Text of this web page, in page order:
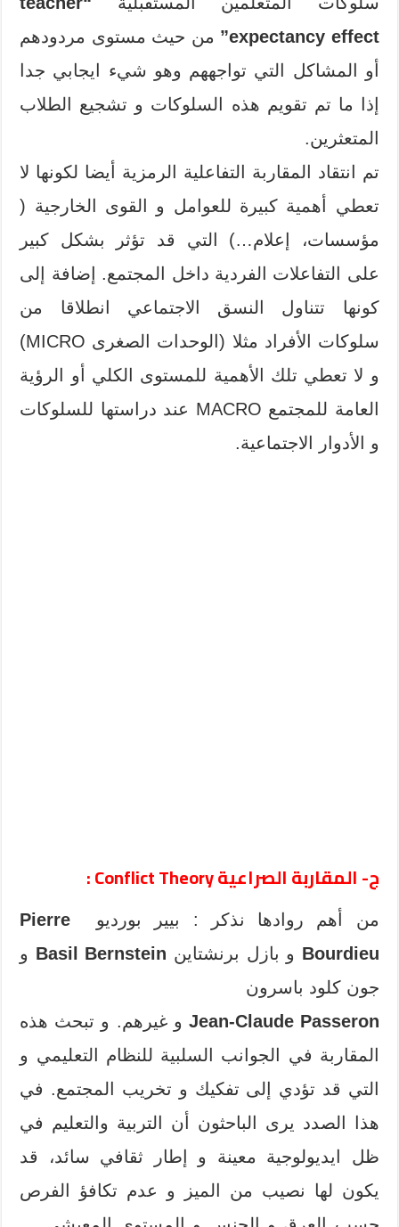
expectancy effect”
من حيث مستوى مردودهم
أو المشاكل التي تواجههم وهو شيء ايجابي جدا
إذا ما تم تقويم هذه السلوكات و تشجيع الطلاب
المتعثرين.
تم انتقاد المقاربة التفاعلية الرمزية أيضا لكونها لا
تعطي أهمية كبيرة للعوامل و القوى الخارجية (
مؤسسات، إعلام…) التي قد تؤثر بشكل كبير
على التفاعلات الفردية داخل المجتمع. إضافة إلى
كونها تتناول النسق الاجتماعي انطلاقا من
سلوكات الأفراد مثلا (الوحدات الصغرى MICRO)
و لا تعطي تلك الأهمية للمستوى الكلي أو الرؤية
العامة للمجتمع MACRO عند دراستها للسلوكات
و الأدوار الاجتماعية.
ج- المقاربة الصراعية Conflict Theory :
من أهم روادها نذكر : بيير بورديو Pierre
Bourdieu و بازل برنشتاين Basil Bernstein و
جون كلود باسرون
Jean-Claude Passeron و غيرهم. و تبحث هذه
المقاربة في الجوانب السلبية للنظام التعليمي و
التي قد تؤدي إلى تفكيك و تخريب المجتمع. في
هذا الصدد يرى الباحثون أن التربية والتعليم في
ظل ايديولوجية معينة و إطار ثقافي سائد، قد
يكون لها نصيب من الميز و عدم تكافؤ الفرص